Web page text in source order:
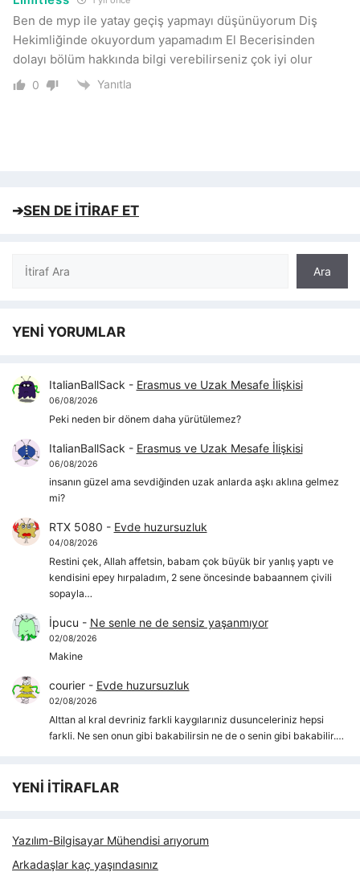
Ben de myp ile yatay geçiş yapmayı düşünüyorum Diş
Hekimliğinde okuyordum yapamadım El Becerisinden
dolayı bölüm hakkında bilgi verebilirseniz çok iyi olur
0 Yanıtla
➔SEN DE İTİRAF ET
Ara
Ara
YENİ YORUMLAR
ItalianBallSack - Erasmus ve Uzak Mesafe İlişkisi
06/08/2026
Peki neden bir dönem daha yürütülemez?
ItalianBallSack - Erasmus ve Uzak Mesafe İlişkisi
06/08/2026
insanın güzel ama sevdiğinden uzak anlarda aşkı aklına gelmez
mi?
RTX 5080 - Evde huzursuzluk
04/08/2026
Restini çek, Allah affetsin, babam çok büyük bir yanlış yaptı ve
kendisini epey hırpaladım, 2 sene öncesinde babaannem çivili
sopayla…
İpucu - Ne senle ne de sensiz yaşanmıyor
02/08/2026
Makine
courier- Evde huzursuzluk
02/08/2026
Alttan al kral devriniz farkli kaygılarıniz dusunceleriniz hepsi
farkli. Ne sen onun gibi bakabilirsin ne de o senin gibi bakabilir.…
YENİ İTİRAFLAR
Yazılım-Bilgisayar Mühendisi arıyorum
Arkadaşlar kaç yaşındasınız